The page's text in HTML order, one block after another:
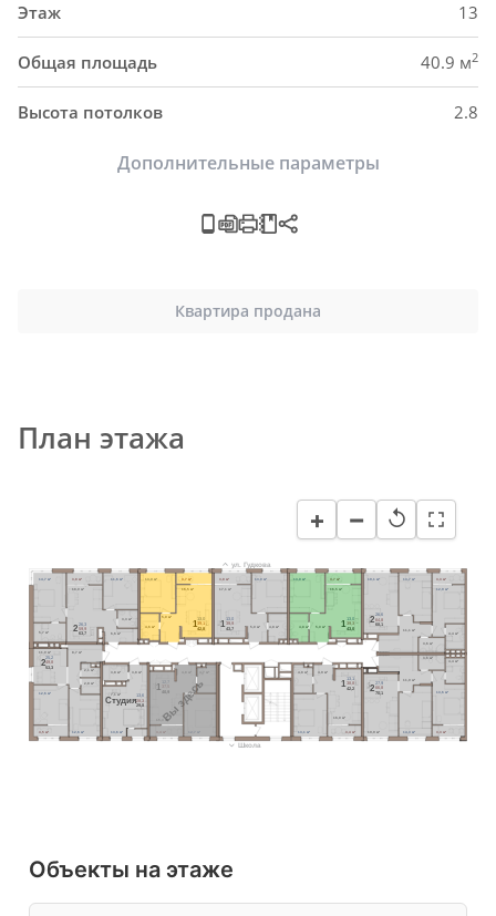
Этаж 13
Общая площадь 40.9 м2
Высота потолков 2.8
Дополнительные параметры
Квартира продана
План этажа
+ − ↺
15,3 м²
1
3,8 м² 3,8 м²
13,6 м²
7,1 м²
Cтудия13,6
28,3
29,8
2,1 м²
3,5 м²
12,6 м²
12,6 м²
11,0 м² 8,7 м²
2,8 м²
225,2
49,8
53,3
3,8 м²
14,7 м²
5,7 м²
3,3 м²
11,6 м²
18,0 м²
6,6 м²
226,3
63,7
13,0 м²
4,6 м²
5,0 м²
3,7 м²
16,5 м²
113,0
39,1
42,8
13,0 м²
4,8 м²
5,0 м²
3,8 м²
17,1 м²
1 13,0
39,9
43,7
13,0 м²
4,8 м² 5,0 м²
3,7 м²
16,5 м²
113,0
39,3
43,0
3,3 м²
19,1 м²
12,9 м²
3,6 м²
4,4 м²
13,7 м²
11,1 м²
2 26,6
64,8
68,1
19,9 м²
13,6 м²
3,6 м²
4,4 м²
14,3 м²
11,0 м²
3,3 м²
227,9
66,8
70,1
3,4 м²
13,1 м²
4,8 м² 4,9 м²
16,0 м²
1 13,1
38,8
42,2
Вы здесь
Школа
ул. Гудкова
Объекты на этаже